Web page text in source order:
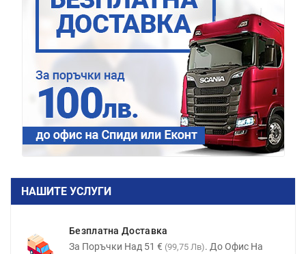
НАШИТЕ УСЛУГИ
Безплатна Доставка
За Поръчки Над 51 € (99,75 Лв). До Офис На